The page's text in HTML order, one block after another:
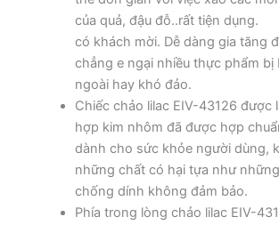
của quả, đậu đỗ..rất tiện dụng.
có khách mời. Dễ dàng gia tăng
chẳng e ngại nhiều thực phẩm bị
ngoài hay khó đảo.
Chiếc chảo lilac EIV-43126 được
hợp kim nhôm đã được hợp
dành cho sức khỏe người dùng,
những chất có hại tựa như
chống dính không đảm bảo.
Phía trong lòng chảo lilac EIV-